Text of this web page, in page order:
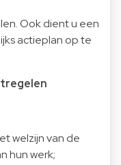
Ook dient u een
actieplan op te
welzijn van de
hun werk;